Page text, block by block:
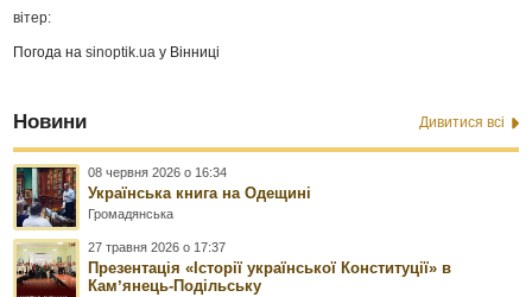
вітер:
Погода наsinoptik.ua у Вінниці
Новини Дивитися всі
08 червня 2026 о 16:34
Українська книга на Одещині
Громадянська
27 травня 2026 о 17:37
Презентація «Історії української Конституції» в
Камʼянець-Подільську